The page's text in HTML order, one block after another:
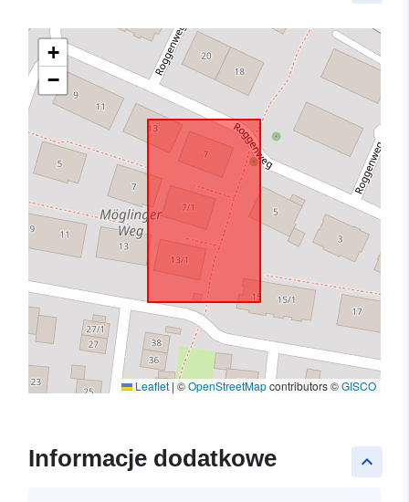
+
−
Leaflet | ©OpenStreetMapcontributors ©GISCO
keyboard_arrow_up
Informacje dodatkowe